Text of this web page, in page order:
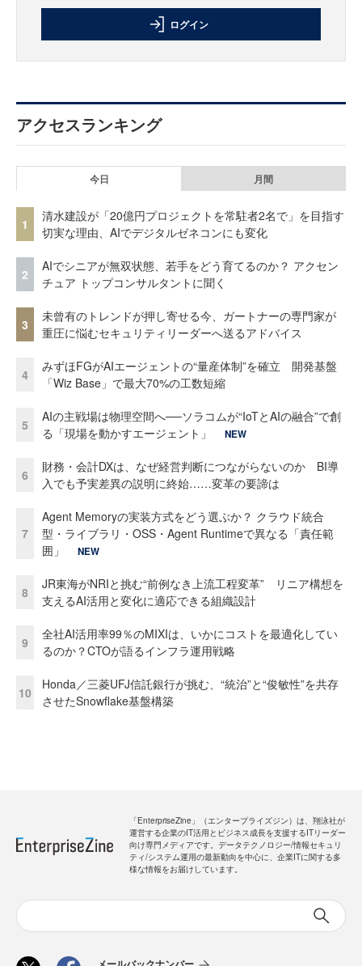
ログイン
アクセスランキング
今日 月間
1
清水建設が「20億円プロジェクトを常駐者2名で」を目指す
切実な理由、AIでデジタルゼネコンにも変化
2
AIでシニアが無双状態、若手をどう育てるのか？ アクセン
チュア トップコンサルタントに聞く
3
未曾有のトレンドが押し寄せる今、ガートナーの専門家が
重圧に悩むセキュリティリーダーへ送るアドバイス
4
みずほFGがAIエージェントの“量産体制”を確立 開発基盤
「Wiz Base」で最大70%の工数短縮
5
AIの主戦場は物理空間へ──ソラコムが“IoTとAIの融合”で創
る「現場を動かすエージェント」
NEW
6
財務・会計DXは、なぜ経営判断につながらないのか BI導
入でも予実差異の説明に終始……変革の要諦は
7
Agent Memoryの実装方式をどう選ぶか？ クラウド統合
型・ライブラリ・OSS・Agent Runtimeで異なる「責任範
囲」
NEW
8
JR東海がNRIと挑む“前例なき上流工程変革” リニア構想を
支えるAI活用と変化に適応できる組織設計
9
全社AI活用率99％のMIXIは、いかにコストを最適化してい
るのか？CTOが語るインフラ運用戦略
10
Honda／三菱UFJ信託銀行が挑む、“統治”と“俊敏性”を共存
させたSnowflake基盤構築
「EnterpriseZine」（エンタープライズジン）は、翔泳社が
運営する企業のIT活用とビジネス成長を支援するITリーダー
向け専門メディアです。データテクノロジー/情報セキュリ
ティ/システム運用の最新動向を中心に、企業ITに関する多
様な情報をお届けしています。